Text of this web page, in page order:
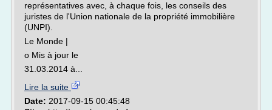
représentatives avec, à chaque fois, les conseils des
juristes de l'Union nationale de la propriété immobilière
(UNPI).
Le Monde |
o Mis à jour le
31.03.2014 à...
Lire la suite
Date: 2017-09-15 00:45:48